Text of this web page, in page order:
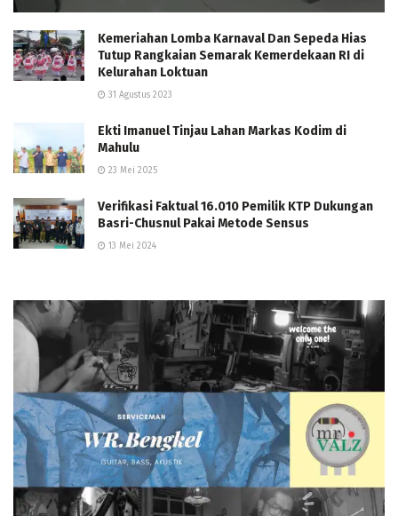
Kemeriahan Lomba Karnaval Dan Sepeda Hias
Tutup Rangkaian Semarak Kemerdekaan RI di
Kelurahan Loktuan
31 Agustus 2023
Ekti Imanuel Tinjau Lahan Markas Kodim di
Mahulu
23 Mei 2025
Verifikasi Faktual 16.010 Pemilik KTP Dukungan
Basri-Chusnul Pakai Metode Sensus
13 Mei 2024